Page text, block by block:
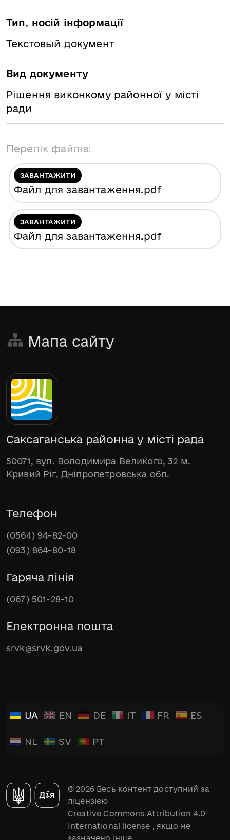
Тип, носій інформації
Текстовый документ
Вид документу
Рішення виконкому районної у місті
ради
Перелік файлів:
ЗАВАНТАЖИТИ
Файл для завантаження.pdf
ЗАВАНТАЖИТИ
Файл для завантаження.pdf
Мапа сайту
Саксаганська районна у місті рада
50071, вул. Володимира Великого, 32 м.
Кривий Ріг, Дніпропетровська обл.
Телефон
(0564) 94-82-00
(093) 864-80-18
Гаряча лінія
(067) 501-28-10
Електронна пошта
srvk@srvk.gov.ua
UA EN DE IT FR ES
NL SV PT
© 2026 Весь контент доступний за
ліцензією
Creative Commons Attribution 4.0
International license , якщо не
зазначено інше